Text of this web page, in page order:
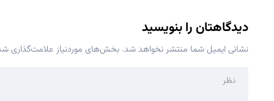
دیدگاهتان را بنویسید
نشانی ایمیل شما منتشر نخواهد شد. بخش‌های موردنیاز علامت‌گذاری